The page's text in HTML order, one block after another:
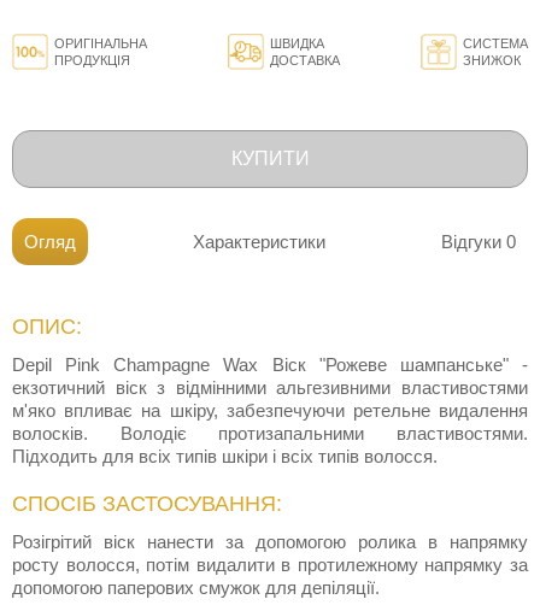
ОРИГІНАЛЬНА
ПРОДУКЦІЯ
ШВИДКА
ДОСТАВКА
СИСТЕМА
ЗНИЖОК
КУПИТИ
Огляд Характеристики Відгуки 0
ОПИС:
Depil Pink Champagne Wax Віск "Рожеве шампанське" -
екзотичний віск з відмінними альгезивними властивостями
м'яко впливає на шкіру, забезпечуючи ретельне видалення
волосків. Володіє протизапальними властивостями.
Підходить для всіх типів шкіри і всіх типів волосся.
СПОСІБ ЗАСТОСУВАННЯ:
Розігрітий віск нанести за допомогою ролика в напрямку
росту волосся, потім видалити в протилежному напрямку за
допомогою паперових смужок для депіляції.